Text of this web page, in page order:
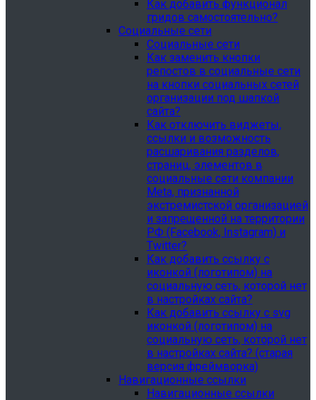
Как добавить функционал
гридов самостоятельно?
Социальные сети
Социальные сети
Как заменить кнопки
репостов в социальные сети
на кнопки социальных сетей
организации под шапкой
сайта?
Как отключить виджеты,
ссылки и возможность
расшаривания разделов,
страниц, элементов в
социальные сети компании
Meta, признанной
экстремистской организацией
и запрещенной на территории
РФ (Facebook, Instagram) и
Twitter?
Как добавить ссылку с
иконкой (логотипом) на
социальную сеть, которой нет
в настройках сайта?
Как добавить ссылку с svg
иконкой (логотипом) на
социальную сеть, которой нет
в настройках сайта? (старая
версия фреймворка)
Навигационные ссылки
Навигационные ссылки